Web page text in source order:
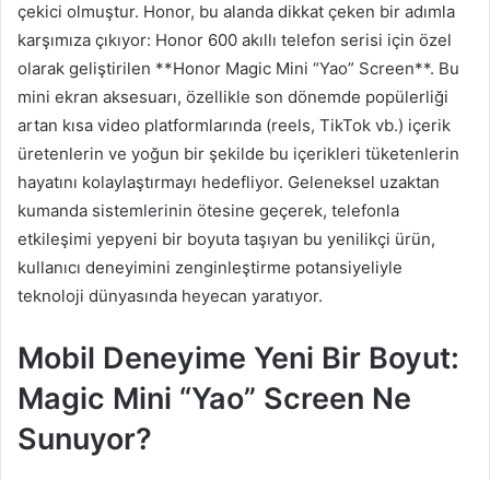
çekici olmuştur. Honor, bu alanda dikkat çeken bir adımla
karşımıza çıkıyor: Honor 600 akıllı telefon serisi için özel
olarak geliştirilen **Honor Magic Mini “Yao” Screen**. Bu
mini ekran aksesuarı, özellikle son dönemde popülerliği
artan kısa video platformlarında (reels, TikTok vb.) içerik
üretenlerin ve yoğun bir şekilde bu içerikleri tüketenlerin
hayatını kolaylaştırmayı hedefliyor. Geleneksel uzaktan
kumanda sistemlerinin ötesine geçerek, telefonla
etkileşimi yepyeni bir boyuta taşıyan bu yenilikçi ürün,
kullanıcı deneyimini zenginleştirme potansiyeliyle
teknoloji dünyasında heyecan yaratıyor.
Mobil Deneyime Yeni Bir Boyut:
Magic Mini “Yao” Screen Ne
Sunuyor?